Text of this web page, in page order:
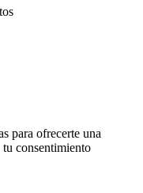
para ofrecerte una
consentimiento